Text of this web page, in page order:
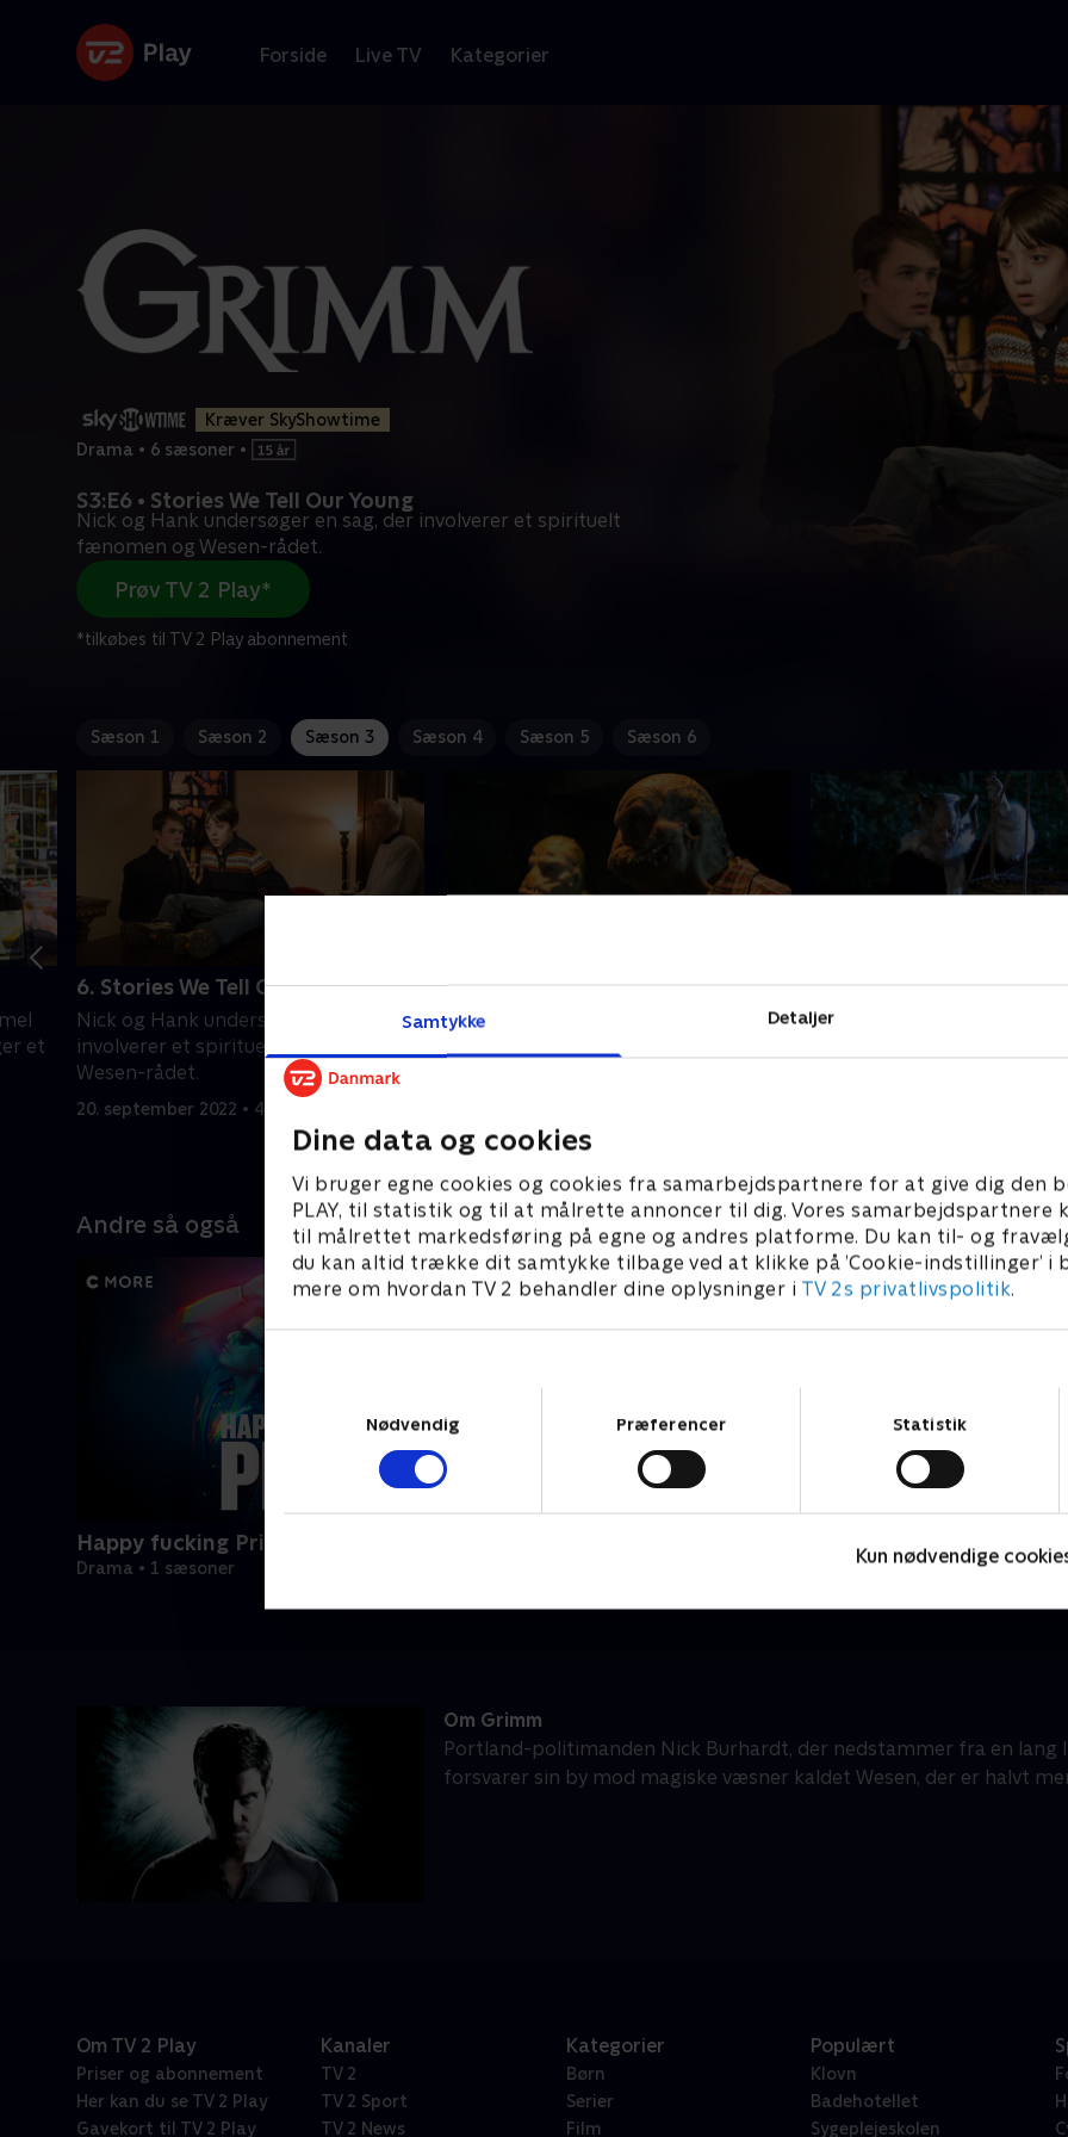
Samtykke Detaljer
Dine data og cookies
Vi bruger egne cookies og cookies fra samarbejdspartnere for at give dig den
PLAY, til statistik og til at målrette annoncer til dig. Vores samarbejdspartnere
til målrettet markedsføring på egne og andres platforme. Du kan til- og
du kan altid trække dit samtykke tilbage ved at klikke på ’Cookie-indstillinger’ i
mere om hvordan TV 2 behandler dine oplysninger i TV 2s privatlivspolitik.
Nødvendig
Præferencer Statistik
Kun nødvendige
Forside Live TV Kategorier
Kræver SkyShowtime
Drama • 6 sæsoner •
S3:E6 • Stories We Tell Our Young
Nick og Hank undersøger en sag, der involverer et spirituelt
fænomen og Wesen-rådet.
Prøv TV 2 Play*
*tilkøbes til TV 2 Play abonnement
Sæson 1 Sæson 2 Sæson 3 Sæson 4 Sæson 5 Sæson 6
et
6. Stories We Tell Our Young
Nick og Hank undersøger en sag, der
involverer et spirituelt fænomen og
Wesen-rådet.
20. september 2022 • 41 min
7. Cold Blooded
En dødbringende forbrydertogt
Da en række kriminelle
Andre så også
Happy fucking Pride
Drama • 1 sæsoner
Om Grimm
Portland-politimanden Nick Burhardt, der nedstammer fra en lang
forsvarer sin by mod magiske væsner kaldet Wesen, der er halvt
Om TV 2 Play
Priser og abonnement
Her kan du se TV 2 Play
Gavekort til TV 2 Play
Kanaler
TV 2
TV 2 Sport
TV 2 News
Kategorier
Børn
Serier
Film
Populært
Klovn
Badehotellet
Sygeplejeskolen